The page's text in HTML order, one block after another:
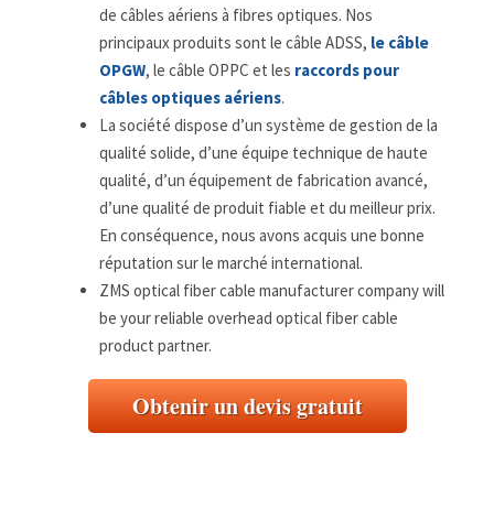
de câbles aériens à fibres optiques. Nos
principaux produits sont le câble ADSS, le câble
OPGW, le câble OPPC et les raccords pour
câbles optiques aériens.
La société dispose d’un système de gestion de la
qualité solide, d’une équipe technique de haute
qualité, d’un équipement de fabrication avancé,
d’une qualité de produit fiable et du meilleur prix.
En conséquence, nous avons acquis une bonne
réputation sur le marché international.
ZMS optical fiber cable manufacturer company will
be your reliable overhead optical fiber cable
product partner.
Obtenir un devis gratuit